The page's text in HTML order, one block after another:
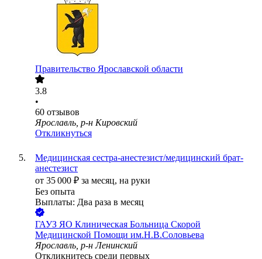
Правительство Ярославской области
3.8
•
60 отзывов
Ярославль, р-н Кировский
Откликнуться
Медицинская сестра-анестезист/медицинский брат-
анестезист
от 35 000 ₽ за месяц, на руки
Без опыта
Выплаты: Два раза в месяц
ГАУЗ ЯО Клиническая Больница Скорой
Медицинской Помощи им.Н.В.Соловьева
Ярославль, р-н Ленинский
Откликнитесь среди первых